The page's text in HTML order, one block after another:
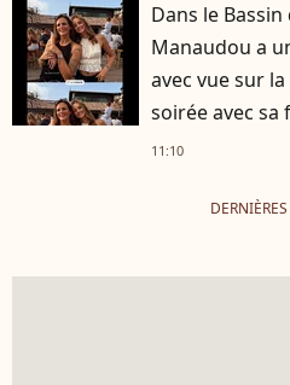
Dans le
Manaudou a
avec vue sur
soirée avec sa
11:10